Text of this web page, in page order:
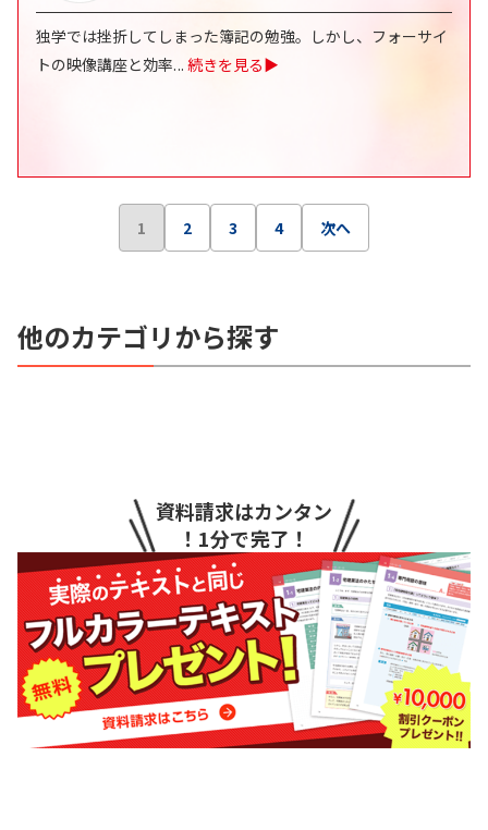
独学では挫折してしまった簿記の勉強。しかし、フォーサイ
トの映像講座と効率... 続きを見る▶
1 2 3 4 次へ
他のカテゴリから探す
資料請求はカンタン
！1分で完了！